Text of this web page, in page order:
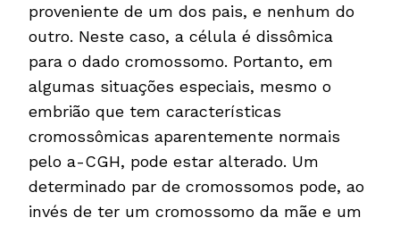
proveniente de um dos pais, e nenhum do
outro. Neste caso, a célula é dissômica
para o dado cromossomo. Portanto, em
algumas situações especiais, mesmo o
embrião que tem características
cromossômicas aparentemente normais
pelo a-CGH, pode estar alterado. Um
determinado par de cromossomos pode, ao
invés de ter um cromossomo da mãe e um